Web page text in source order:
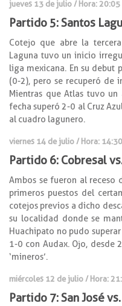
jueves 13 de julio / Hora: 20:05
Partido 5: Santos
Cotejo que abre la
Laguna tuvo un inicio
liga mexicana. En su debut
(0-2), pero se recuperó de
Mientras que Atlas tuvo un
fecha superó 2-0 al Cruz
al cuadro lagunero.
viernes 14 de julio / Hora: 14:30
Partido 6: Cobresal
Ambos se fueron al receso
primeros puestos del
cotejos previos a dicho
su localidad donde se
Huachipato no pudo
1-0 con Audax. Ojo, desde
‘mineros’.
miércoles 12 de julio / Hora:
Partido 7: San José